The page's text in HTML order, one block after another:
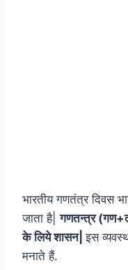
भारतीय गणतंत्र दिवस
जाता है|गणतन्त्र
के लिये शासन|इस
मनाते हैं.